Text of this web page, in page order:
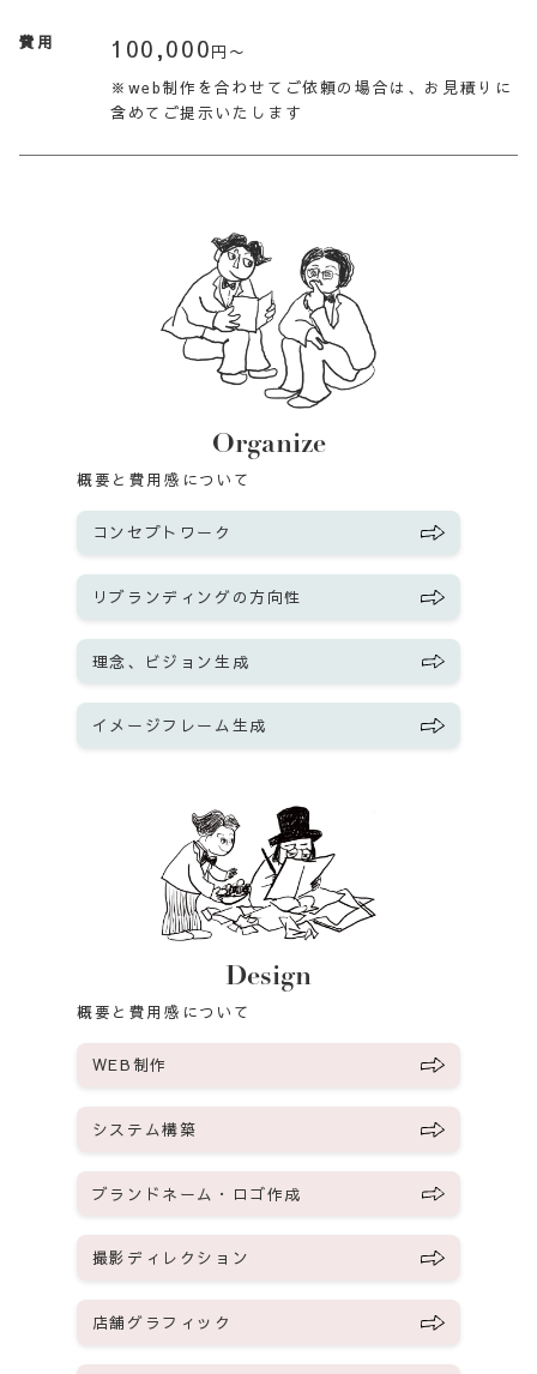
費用 100,000円〜
※web制作を合わせてご依頼の場合は、お見積りに
含めてご提示いたします
概要と費用感について
コンセプトワーク
リブランディングの方向性
理念、ビジョン生成
イメージフレーム生成
Organize
概要と費用感について
WEB制作
システム構築
ブランドネーム・ロゴ作成
撮影ディレクション
店舗グラフィック
Design